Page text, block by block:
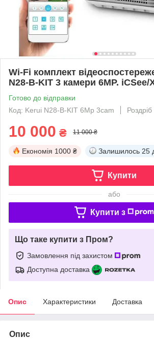
Wi-Fi комплект
N28-B-KIT 3 камери 6MP. iCSee/
Готово до відправки
Код: Kerui N28-B-KIT 6Mp 3cam
Роздріб
10 000 ₴ 11 000 ₴
Економія 1000 ₴ Залишилось 25
Купити
або
Купити з
Що таке купити з Пром?
Замовлення під захистом
Доступна доставка
Опис Характеристики Доставка
Опис